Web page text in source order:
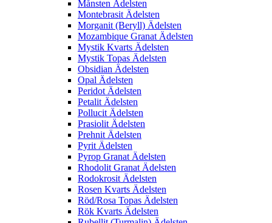
Månsten Ädelsten
Montebrasit Ädelsten
Morganit (Beryll) Ädelsten
Mozambique Granat Ädelsten
Mystik Kvarts Ädelsten
Mystik Topas Ädelsten
Obsidian Ädelsten
Opal Ädelsten
Peridot Ädelsten
Petalit Ädelsten
Pollucit Ädelsten
Prasiolit Ädelsten
Prehnit Ädelsten
Pyrit Ädelsten
Pyrop Granat Ädelsten
Rhodolit Granat Ädelsten
Rodokrosit Ädelsten
Rosen Kvarts Ädelsten
Röd/Rosa Topas Ädelsten
Rök Kvarts Ädelsten